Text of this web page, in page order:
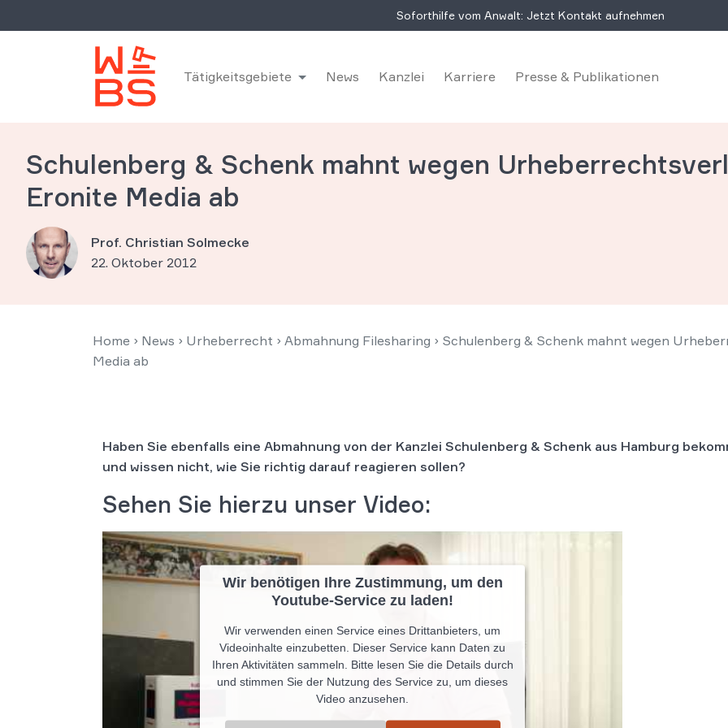
Soforthilfe vom Anwalt: Jetzt Kontakt aufnehmen
Tätigkeitsgebiete News Kanzlei Karriere Presse & Publikationen
Schulenberg & Schenk mahnt wegen
Eronite Media ab
Prof. Christian Solmecke
22. Oktober 2012
Home › News › Urheberrecht › Abmahnung Filesharing › Schulenberg & Schenk mahnt wegen
Media ab
Haben Sie ebenfalls eine Abmahnung von der Kanzlei Schulenberg & Schenk aus Hamburg
und wissen nicht, wie Sie richtig darauf reagieren sollen?
Sehen Sie hierzu unser Video:
Wir benötigen Ihre Zustimmung, um den
Youtube-Service zu laden!
Wir verwenden einen Service eines Drittanbieters, um
Videoinhalte einzubetten. Dieser Service kann Daten zu
Ihren Aktivitäten sammeln. Bitte lesen Sie die Details durch
und stimmen Sie der Nutzung des Service zu, um dieses
Video anzusehen.